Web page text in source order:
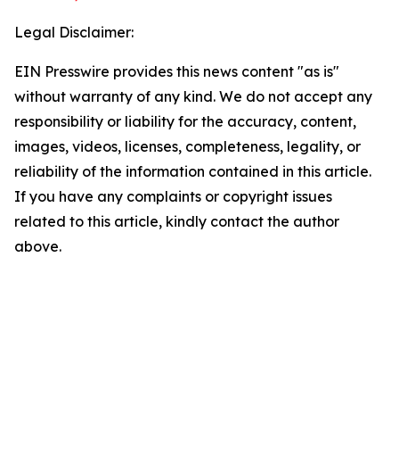
Legal Disclaimer:
EIN Presswire provides this news content "as is"
without warranty of any kind. We do not accept any
responsibility or liability for the accuracy, content,
images, videos, licenses, completeness, legality, or
reliability of the information contained in this article.
If you have any complaints or copyright issues
related to this article, kindly contact the author
above.